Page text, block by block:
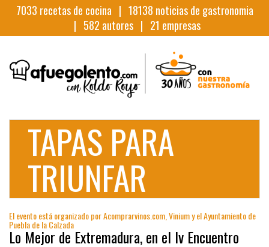
7033 recetas de cocina | 18138 noticias de gastronomia
| 582 autores | 21 empresas
TAPAS PARA
TRIUNFAR
El evento está organizado por Acomprarvinos.com, Vinium y el Ayuntamiento de
Puebla de la Calzada
Lo Mejor de Extremadura, en el Iv Encuentro